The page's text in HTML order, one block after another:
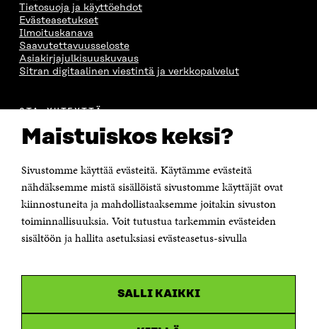
Maistuiskos keksi?
Sivustomme käyttää evästeitä. Käytämme evästeitä
nähdäksemme mistä sisällöistä sivustomme käyttäjät ovat
kiinnostuneita ja mahdollistaaksemme joitakin sivuston
toiminnallisuuksia. Voit tutustua tarkemmin evästeiden
sisältöön ja hallita asetuksiasi evästeasetus-sivulla
SALLI KAIKKI
Tietosuoja ja käyttöehdot
Evästeasetukset
Ilmoituskanava
Saavutettavuusseloste
Asiakirjajulkisuuskuvaus
Sitran digitaalinen viestintä ja verkkopalvelut
OTA YHTEYTTÄ
Itämerenkatu 11-13, PL 160,
00181 Helsinki
Puhelin +358 294 618 991
Sähköpostiosoite
Saapumisohjeet
Y-tunnus 0202132-3
uudessa